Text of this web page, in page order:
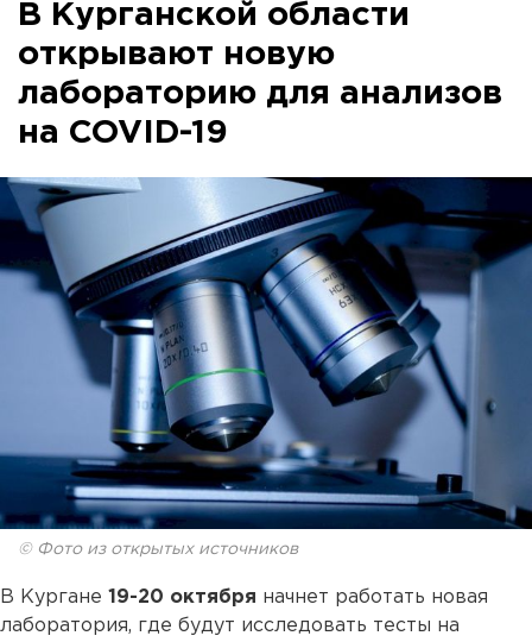
В Курганской области
открывают новую
лабораторию для анализов
на COVID-19
© Фото из открытых источников
В Кургане 19-20 октября начнет работать новая
лаборатория, где будут исследовать тесты на